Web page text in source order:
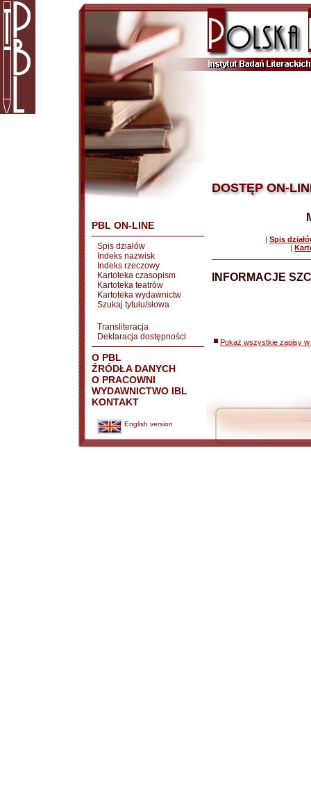
PBL ON-LINE
Spis działów
Indeks nazwisk
Indeks rzeczowy
Kartoteka czasopism
Kartoteka teatrów
Kartoteka wydawnictw
Szukaj tytułu/słowa
Transliteracja
Deklaracja dostępności
O PBL
ŹRÓDŁA DANYCH
O PRACOWNI
WYDAWNICTWO IBL
KONTAKT
English version
DOSTĘP ON-
| Spis
|
INFORMACJE
Pokaż wszystkie zapisy